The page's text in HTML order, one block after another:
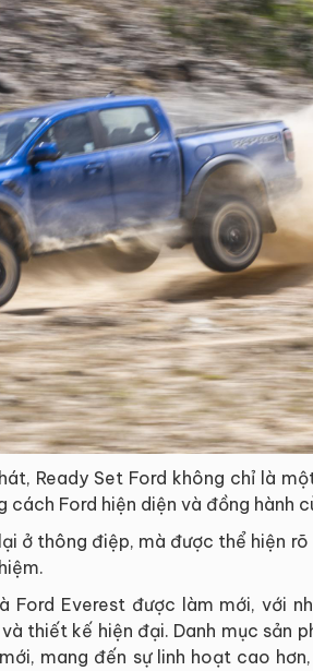
Ready Set Ford không chỉ là
Ford hiện diện và đồng hành
ở thông điệp, mà được thể hiện
Ford Everest được làm mới, với
thiết kế hiện đại. Danh mục sản
mang đến sự linh hoạt cao